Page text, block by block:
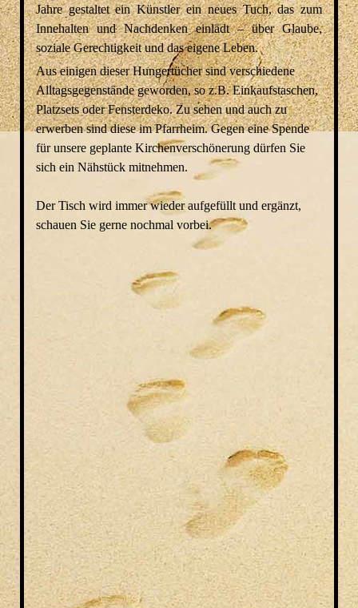
Jahre gestaltet ein Künstler ein neues Tuch, das zum
Innehalten und Nachdenken einlädt – über Glaube,
soziale Gerechtigkeit und das eigene Leben.
Aus einigen dieser Hungertücher sind verschiedene
Alltagsgegenstände geworden, so z.B. Einkaufstaschen,
Platzsets oder Fensterdeko. Zu sehen und auch zu
erwerben sind diese im Pfarrheim. Gegen eine Spende
für unsere geplante Kirchenverschönerung dürfen Sie
sich ein Nähstück mitnehmen.
Der Tisch wird immer wieder aufgefüllt und ergänzt,
schauen Sie gerne nochmal vorbei.